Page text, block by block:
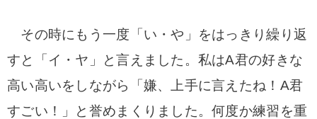
その時にもう一度「い・や」をはっきり繰り返
すと「イ・ヤ」と言えました。私はA君の好きな
高い高いをしながら「嫌、上手に言えたね！A君
すごい！」と誉めまくりました。何度か練習を重